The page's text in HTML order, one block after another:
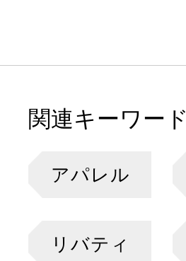
関連キーワード
アパレル
リバティ